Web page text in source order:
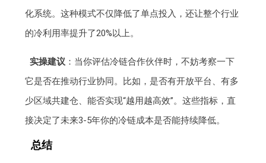
化系统。这种模式不仅降低了单点投入，还让整个行业
的冷利用率提升了20%以上。
实操建议 ：当你评估冷链合作伙伴时，不妨考察一下
它是否在推动行业协同。比如，是否有开放平台、有多
少区域共建仓、能否实现“越用越高效”。这些指标，直
接决定了未来3-5年你的冷链成本是否能持续降低。
总结